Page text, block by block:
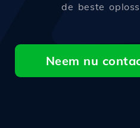
de beste
Neem nu